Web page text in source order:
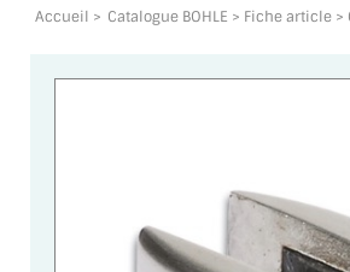
Accueil > Catalogue BOHLE > Fiche article